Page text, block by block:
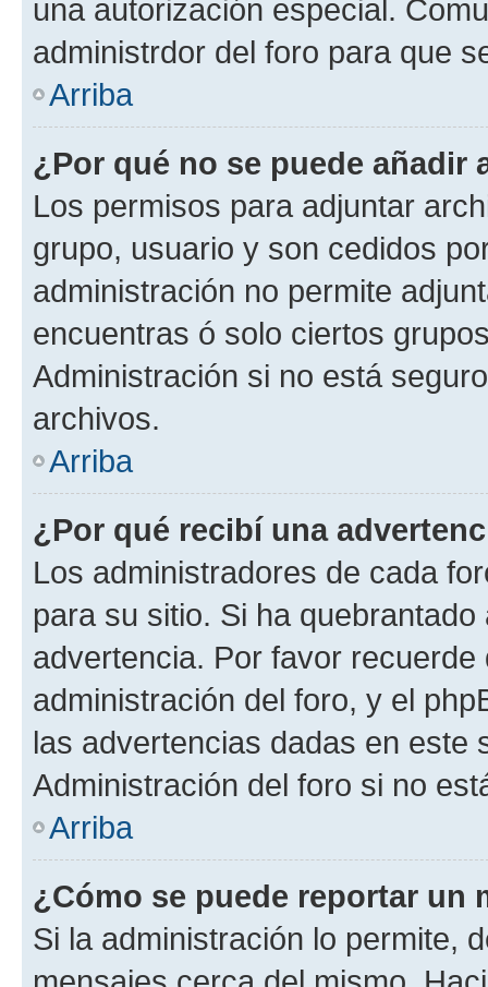
una autorización especial.
administrdor del foro para que
Arriba
¿Por qué no se puede añadir
Los permisos para adjuntar
grupo, usuario y son cedidos
administración no permite
encuentras ó solo ciertos
Administración si no está
archivos.
Arriba
¿Por qué recibí una
Los administradores de cada
para su sitio. Si ha
advertencia. Por favor
administración del foro, y el
las advertencias dadas en este
Administración del foro si no
Arriba
¿Cómo se puede reportar un
Si la administración lo permite,